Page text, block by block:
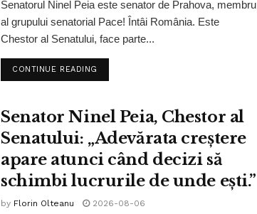
Senatorul Ninel Peia este senator de Prahova, membru
al grupului senatorial Pace! Întâi România. Este
Chestor al Senatului, face parte...
CONTINUE READING
Senator Ninel Peia, Chestor al
Senatului: „Adevărata creștere
apare atunci când decizi să
schimbi lucrurile de unde ești.”
by Florin Olteanu 2026-08-06